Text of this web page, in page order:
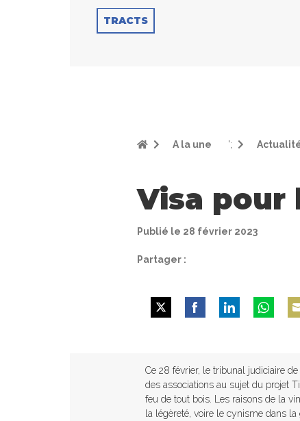
TRACTS
A la une ';
Visa pour
Publié le 28 février 2023
Partager :
Ce 28 février, le tribunal judiciaire
des associations au sujet du projet
feu de tout bois. Les raisons de la
la légèreté, voire le cynisme dans